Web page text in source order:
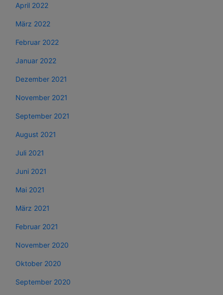
April 2022
März 2022
Februar 2022
Januar 2022
Dezember 2021
November 2021
September 2021
August 2021
Juli 2021
Juni 2021
Mai 2021
März 2021
Februar 2021
November 2020
Oktober 2020
September 2020